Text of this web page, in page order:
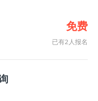
免费
已有2人报名